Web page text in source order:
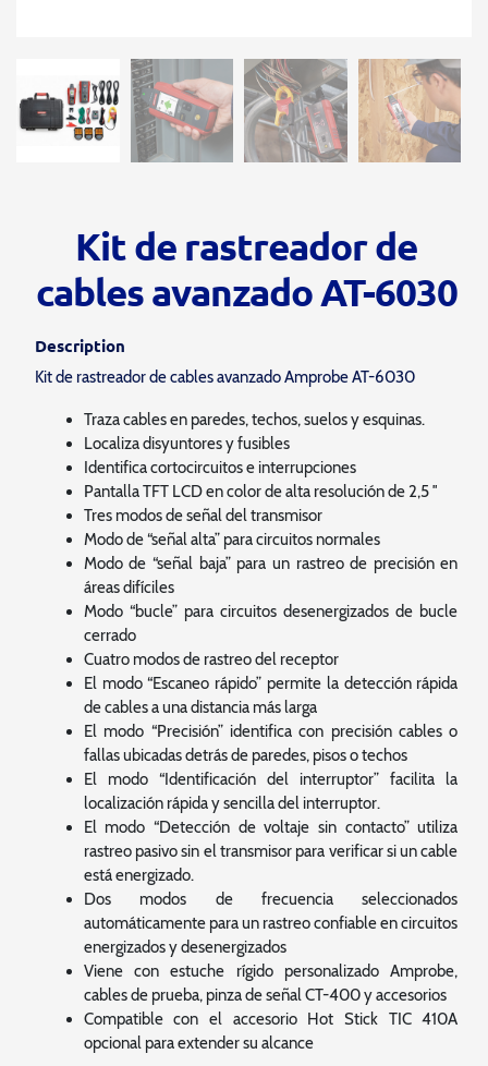
Kit de rastreador de
cables avanzado AT-6030
Description
Kit de rastreador de cables avanzado Amprobe AT-6030
Traza cables en paredes, techos, suelos y esquinas.
Localiza disyuntores y fusibles
Identifica cortocircuitos e interrupciones
Pantalla TFT LCD en color de alta resolución de 2,5 ″
Tres modos de señal del transmisor
Modo de “señal alta” para circuitos normales
Modo de “señal baja” para un rastreo de precisión en
áreas difíciles
Modo “bucle” para circuitos desenergizados de bucle
cerrado
Cuatro modos de rastreo del receptor
El modo “Escaneo rápido” permite la detección rápida
de cables a una distancia más larga
El modo “Precisión” identifica con precisión cables o
fallas ubicadas detrás de paredes, pisos o techos
El modo “Identificación del interruptor” facilita la
localización rápida y sencilla del interruptor.
El modo “Detección de voltaje sin contacto” utiliza
rastreo pasivo sin el transmisor para verificar si un cable
está energizado.
Dos modos de frecuencia seleccionados
automáticamente para un rastreo confiable en circuitos
energizados y desenergizados
Viene con estuche rígido personalizado Amprobe,
cables de prueba, pinza de señal CT-400 y accesorios
Compatible con el accesorio Hot Stick TIC 410A
opcional para extender su alcance